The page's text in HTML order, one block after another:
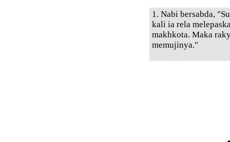
1. Nabi bersabda,
kali ia rela
makhkota. Maka
memujinya."